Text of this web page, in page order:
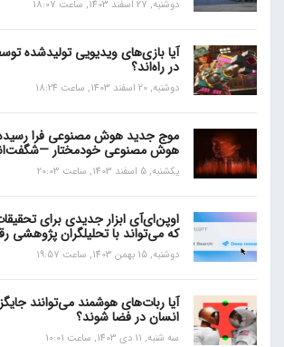
دوشنبه, 27 اسفند 1403, ساعت 18:07
آیا بازی‌های ویدیویی تولیدشده
در راه‌اند؟
دوشنبه, 20 اسفند 1403, ساعت 18:24
موج جدید هوش مصنوعی فرا
هوش مصنوعی خودمختار
یکشنبه, 5 اسفند 1403, ساعت 20:03
اوپن‌ای‌آی ابزار جدیدی برای
که می‌تواند با تحلیلگران پژوهشی
دوشنبه, 15 بهمن 1403, ساعت 19:57
آیا ربات‌های هوشمند می‌توانند
انسان در فضا شوند؟
سه شنبه, 11 دی 1403, ساعت 10:01